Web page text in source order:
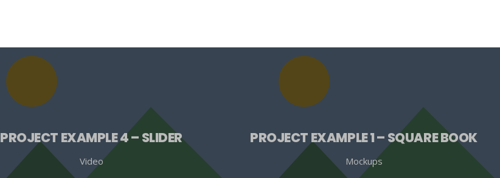
PROJECT EXAMPLE 4 – SLIDER
Video
PROJECT EXAMPLE 1 – SQUARE BOOK
Mockups